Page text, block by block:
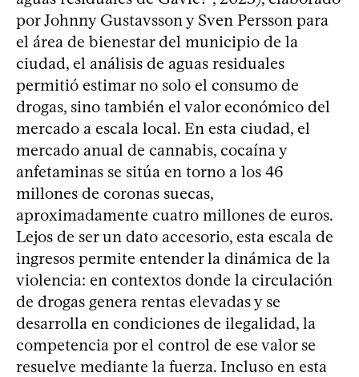
por Johnny Gustavsson y Sven Persson para
el área de bienestar del municipio de la
ciudad, el análisis de aguas residuales
permitió estimar no solo el consumo de
drogas, sino también el valor económico del
mercado a escala local. En esta ciudad, el
mercado anual de cannabis, cocaína y
anfetaminas se sitúa en torno a los 46
millones de coronas suecas,
aproximadamente cuatro millones de euros.
Lejos de ser un dato accesorio, esta escala de
ingresos permite entender la dinámica de la
violencia: en contextos donde la circulación
de drogas genera rentas elevadas y se
desarrolla en condiciones de ilegalidad, la
competencia por el control de ese valor se
resuelve mediante la fuerza. Incluso en esta